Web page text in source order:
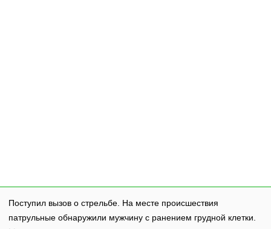
Поступил вызов о стрельбе. На месте происшествия
патрульные обнаружили мужчину с ранением грудной клетки.